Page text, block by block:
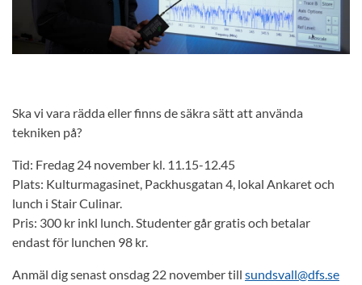
Ska vi vara rädda eller finns de säkra sätt att använda
tekniken på?
Tid: Fredag 24 november kl. 11.15-12.45
Plats: Kulturmagasinet, Packhusgatan 4, lokal Ankaret och
lunch i Stair Culinar.
Pris: 300 kr inkl lunch. Studenter går gratis och betalar
endast för lunchen 98 kr.
Anmäl dig senast onsdag 22 november till sundsvall@dfs.se